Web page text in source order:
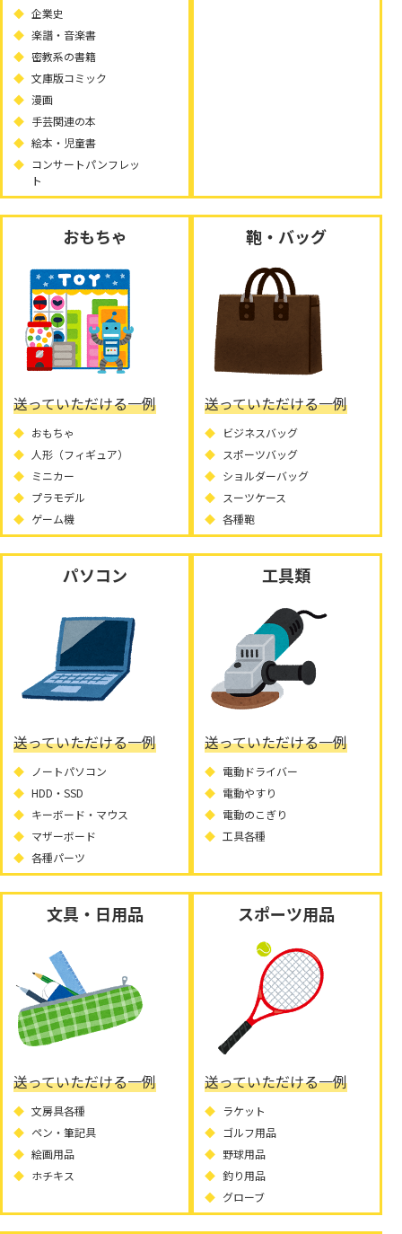
企業史
楽譜・音楽書
密教系の書籍
文庫版コミック
漫画
手芸関連の本
絵本・児童書
コンサートパンフレッ
ト
おもちゃ
送っていただける一例
おもちゃ
人形（フィギュア）
ミニカー
プラモデル
ゲーム機
鞄・バッグ
送っていただける一例
ビジネスバッグ
スポーツバッグ
ショルダーバッグ
スーツケース
各種鞄
パソコン
送っていただける一例
ノートパソコン
HDD・SSD
キーボード・マウス
マザーボード
各種パーツ
工具類
送っていただける一例
電動ドライバー
電動やすり
電動のこぎり
工具各種
文具・日用品
送っていただける一例
文房具各種
ペン・筆記具
絵画用品
ホチキス
スポーツ用品
送っていただける一例
ラケット
ゴルフ用品
野球用品
釣り用品
グローブ